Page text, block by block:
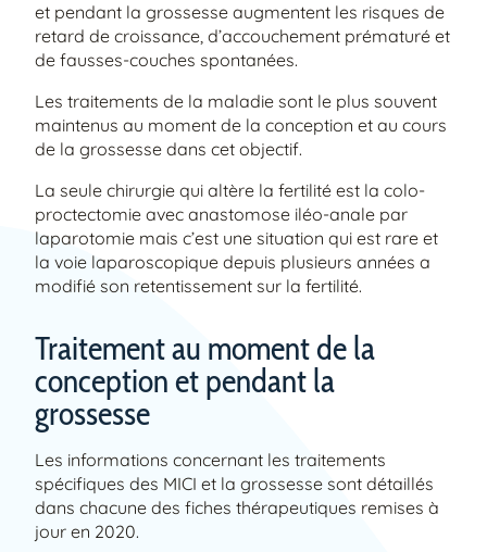
et pendant la grossesse augmentent les risques de
retard de croissance, d’accouchement prématuré et
de fausses-couches spontanées.
Les traitements de la maladie sont le plus souvent
maintenus au moment de la conception et au cours
de la grossesse dans cet objectif.
La seule chirurgie qui altère la fertilité est la colo-
proctectomie avec anastomose iléo-anale par
laparotomie mais c’est une situation qui est rare et
la voie laparoscopique depuis plusieurs années a
modifié son retentissement sur la fertilité.
Traitement au moment de la
conception et pendant la
grossesse
Les informations concernant les traitements
spécifiques des MICI et la grossesse sont détaillés
dans chacune des fiches thérapeutiques remises à
jour en 2020.